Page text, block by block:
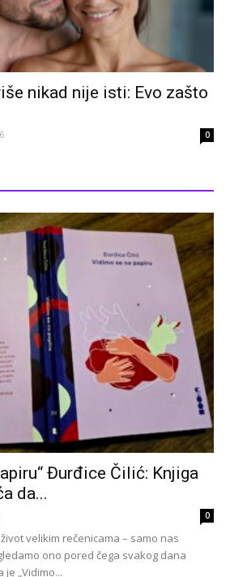
nikad nije isti: Evo zašto
0
Đurđice Čilić: Knjiga
da...
0
velikim rečenicama – samo nas
ono pored čega svakog dana
„Vidimo...